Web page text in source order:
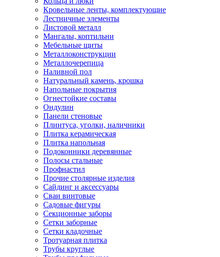
Кровельные ленты, комплектующие
Лестничные элементы
Листовой металл
Мангалы, коптильни
Мебельные щиты
Металлоконструкции
Металлочерепица
Наливной пол
Натуральный камень, крошка
Напольные покрытия
Огнестойкие составы
Ондулин
Панели стеновые
Плинтуса, уголки, наличники
Плитка керамическая
Плитка напольная
Подоконники деревянные
Полосы стальные
Профнастил
Прочие столярные изделия
Сайдинг и аксессуары
Сваи винтовые
Садовые фигуры
Секционные заборы
Сетки заборные
Сетки кладочные
Тротуарная плитка
Трубы круглые